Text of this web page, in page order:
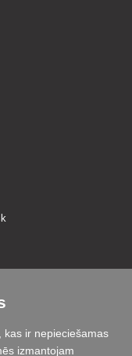
konsultācijas
kas ir nepieciešamas
izmantojam